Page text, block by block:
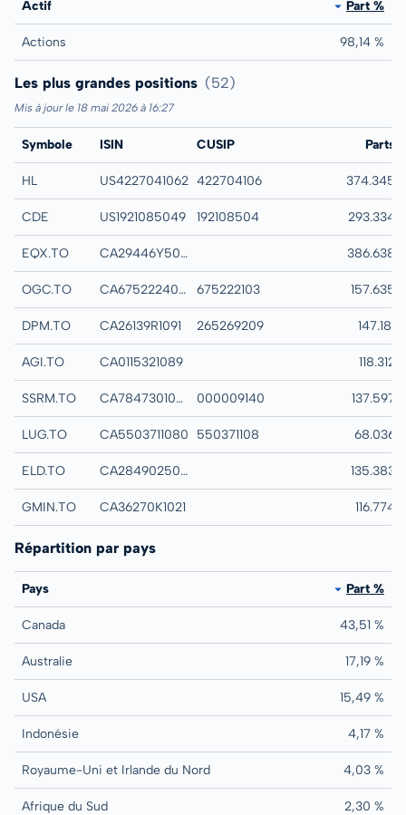
Actif Part %
Actions 98,14 %
Les plus grandes positions (52)
Mis à jour le 18 mai 2026 à 16:27
Symbole ISIN CUSIP Parts
HL US4227041062 422704106 HECLA MINING
374.345
CDE US1921085049 192108504 COEUR MINING
293.334
EQX.TO CA29446Y5020 EQUINOX GOLD
386.638
OGC.TO CA6752224007 675222103 OCEANAGOLD
157.635
DPM.TO CA26139R1091 265269209 DPM METALS INC
147.181
AGI.TO CA0115321089 ALAMOS GOLD
118.312
SSRM.TO CA7847301032 000009140 SSR MINING INC
137.597
LUG.TO CA5503711080 550371108 LUNDIN GOLD INC
68.036
ELD.TO CA2849025093 ELDORADO135.383
GMIN.TO CA36270K1021 G MINING116.774
Répartition par pays
Pays Part %
Canada 43,51 %
Australie 17,19 %
USA 15,49 %
Indonésie 4,17 %
Royaume-Uni et Irlande du Nord 4,03 %
Afrique du Sud 2,30 %